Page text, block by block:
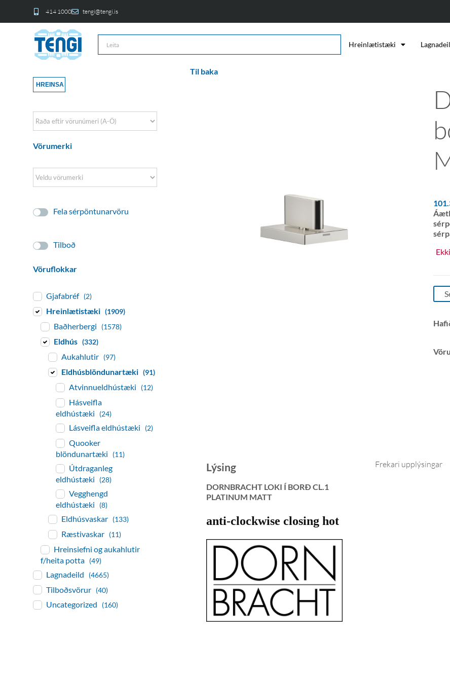
414 1000 tengi@tengi.is
Hreinlætistæki
Til baka
Lýsing
DORNBRACHT LOKI Í BORÐ CL.1
PLATINUM MATT
anti-clockwise closing hot
Frekari upplýsingar
HREINSA
Sort Products
Vörumerki
Fela sérpöntunarvöru
Tilboð
Vöruflokkar
Gjafabréf (2)
Hreinlætistæki (1909)
Baðherbergi (1578)
Eldhús (332)
Aukahlutir (97)
Eldhúsblöndunartæki (91)
Atvinnueldhústæki (12)
Hásveifla
eldhústæki
(24)
Lásveifla eldhústæki (2)
Quooker
blöndunartæki
(11)
Útdraganleg
eldhústæki
(28)
Vegghengd
eldhústæki
(8)
Eldhúsvaskar (133)
Ræstivaskar (11)
Hreinsiefni og aukahlutir
f/heita potta (49)
Lagnadeild (4665)
Tilboðsvörur (40)
Uncategorized (160)